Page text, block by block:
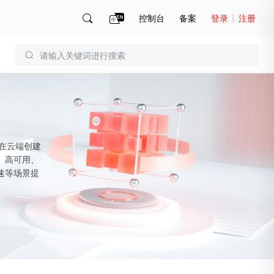
账号管理 账单
控制台 备案 登录 注册
云端创建
可用、
等场景提